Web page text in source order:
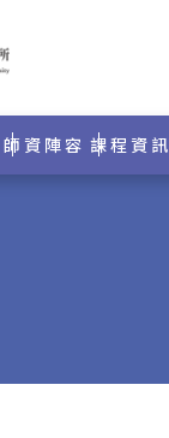
師資陣容 課程資訊